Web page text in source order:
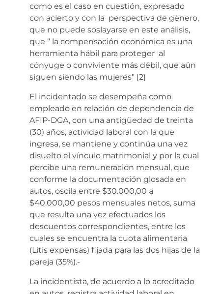
como es el caso en cuestión, expresado
con acierto y con la perspectiva de género,
que no puede soslayarse en este análisis,
que “ la compensación económica es una
herramienta hábil para proteger al
cónyuge o conviviente más débil, que aún
siguen siendo las mujeres” [2]
El incidentado se desempeña como
empleado en relación de dependencia de
AFIP-DGA, con una antigüedad de treinta
(30) años, actividad laboral con la que
ingresa, se mantiene y continúa una vez
disuelto el vínculo matrimonial y por la cual
percibe una remuneración mensual, que
conforme la documentación glosada en
autos, oscila entre $30.000,00 a
$40.000,00 pesos mensuales netos, suma
que resulta una vez efectuados los
descuentos correspondientes, entre los
cuales se encuentra la cuota alimentaria
(Litis expensas) fijada para las dos hijas de la
pareja (35%).-
La incidentista, de acuerdo a lo acreditado